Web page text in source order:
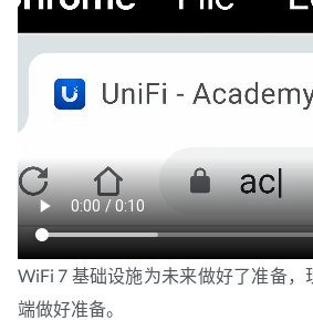
WiFi 7 基础设施为未来做好了准备
端做好准备。